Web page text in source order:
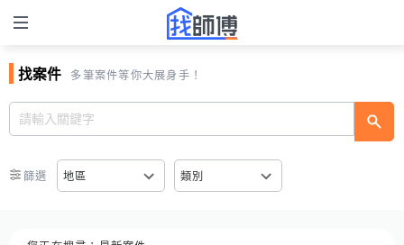
找案件 多筆案件等你大展身手！
篩選 地區 類別